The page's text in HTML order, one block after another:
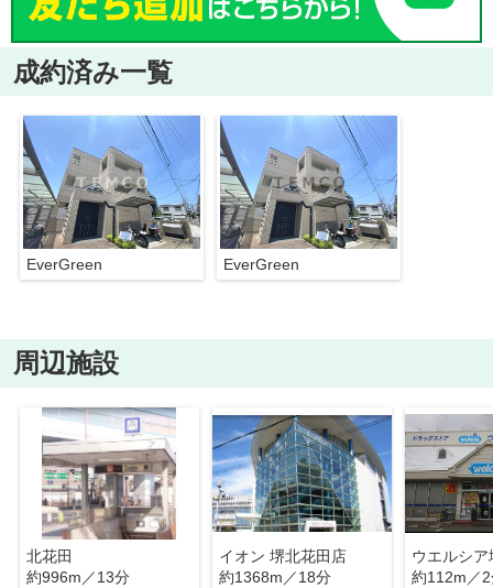
成約済み一覧
EverGreen EverGreen
周辺施設
北花田
約996m／13分
イオン 堺北花田店
約1368m／18分
ウエルシ
約112m／